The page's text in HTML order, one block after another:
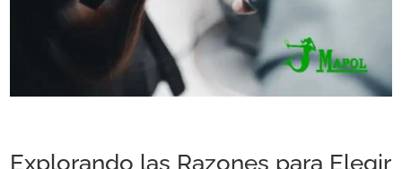
Explorando las Razones para Elegir